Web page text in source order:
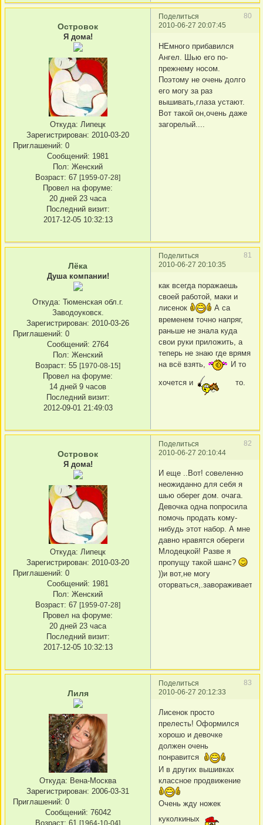
Поделиться
80
2010-06-27 20:07:45
Островок
Я дома!
Откуда: Липецк
Зарегистрирован: 2010-03-20
Приглашений: 0
Сообщений: 1981
Пол: Женский
Возраст: 67 [1959-07-28]
Провел на форуме:
20 дней 23 часа
Последний визит:
2017-12-05 10:32:13
НЕмного прибавился
Ангел. Шью его по-
прежнему носом.
Поэтому не очень долго
его могу за раз
вышивать,глаза устают.
Вот такой он,очень даже
загорелый....
Поделиться
81
2010-06-27 20:10:35
Лёка
Душа компании!
Откуда: Тюменская обл.г.
Заводоуковск.
Зарегистрирован: 2010-03-26
Приглашений: 0
Сообщений: 2764
Пол: Женский
Возраст: 55 [1970-08-15]
Провел на форуме:
14 дней 9 часов
Последний визит:
2012-09-01 21:49:03
как всегда поражаешь
своей работой, маки и
лисенок
А са
временем точно напряг,
раньше не знала куда
свои руки приложить, а
теперь не знаю где врямя
на всё взять,
И то
хочется и то.
Поделиться
82
2010-06-27 20:10:44
Островок
Я дома!
Откуда: Липецк
Зарегистрирован: 2010-03-20
Приглашений: 0
Сообщений: 1981
Пол: Женский
Возраст: 67 [1959-07-28]
Провел на форуме:
20 дней 23 часа
Последний визит:
2017-12-05 10:32:13
И еще ..Вот! совеленно
неожиданно для себя я
шью оберег дом. очага.
Девочка одна попросила
помочь продать кому-
нибудь этот набор. А мне
давно нравятся обереги
Млодецкой! Разве я
пропущу такой шанс?
))и вот,не могу
оторваться,.завораживает..
Поделиться
83
2010-06-27 20:12:33
Лиля
Откуда: Вена-Москва
Зарегистрирован: 2006-03-31
Приглашений: 0
Сообщений: 76042
Возраст: 61 [1964-10-04]
Лисенок просто
прелесть! Оформился
хорошо и девочке
должен очень
понравится
И в других вышивках
классное продвижение
Очень жду ножек
куколкиных